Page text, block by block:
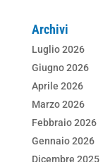
c
e
b
o
o
k
Archivi
Luglio 2026
Giugno 2026
Aprile 2026
Marzo 2026
Febbraio 2026
Gennaio 2026
Dicembre 2025